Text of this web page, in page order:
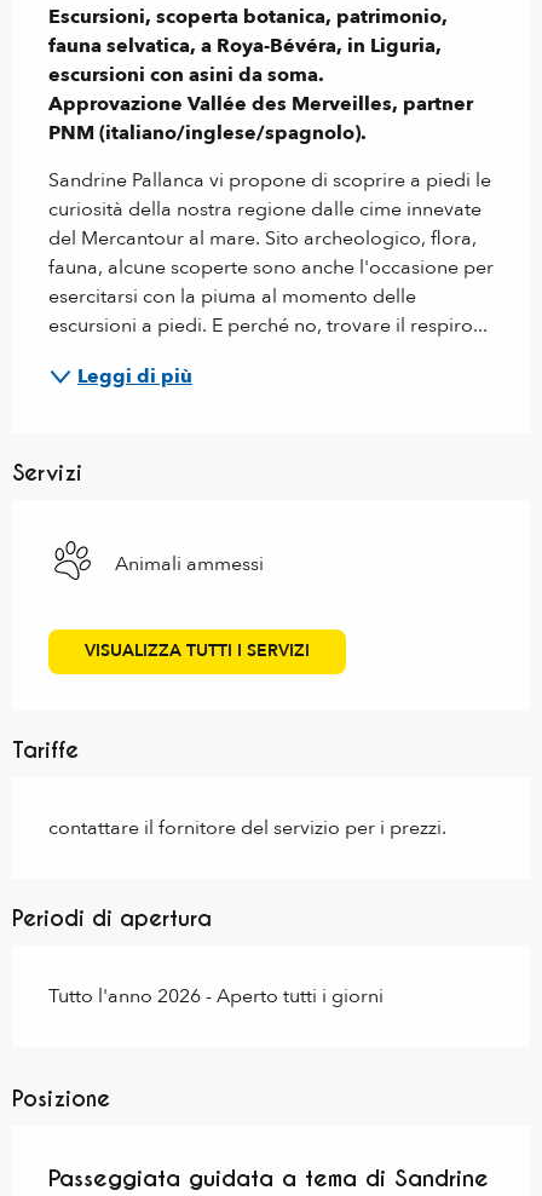
Escursioni, scoperta botanica, patrimonio,
fauna selvatica, a Roya-Bévéra, in Liguria,
escursioni con asini da soma.
Approvazione Vallée des Merveilles, partner
PNM (italiano/inglese/spagnolo).
Sandrine Pallanca vi propone di scoprire a piedi le
curiosità della nostra regione dalle cime innevate
del Mercantour al mare. Sito archeologico, flora,
fauna, alcune scoperte sono anche l'occasione per
esercitarsi con la piuma al momento delle
escursioni a piedi. E perché no, trovare il respiro...
Leggi di più
Servizi
Animali ammessi
VISUALIZZA TUTTI I SERVIZI
Tariffe
contattare il fornitore del servizio per i prezzi.
Periodi di apertura
Tutto l'anno 2026 - Aperto tutti i giorni
Posizione
Passeggiata guidata a tema di Sandrine